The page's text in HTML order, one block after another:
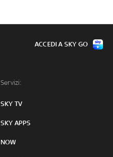
Servizi:
SKY TV
SKY APPS
NOW
ACCEDI A SKY GO